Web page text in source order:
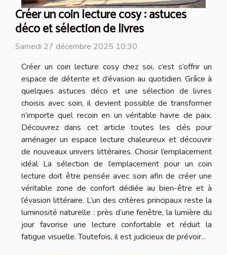
Créer un coin lecture cosy : astuces
déco et sélection de livres
Samedi 27 décembre 2025 10:30
Créer un coin lecture cosy chez soi, c’est s’offrir un
espace de détente et d’évasion au quotidien. Grâce à
quelques astuces déco et une sélection de livres
choisis avec soin, il devient possible de transformer
n’importe quel recoin en un véritable havre de paix.
Découvrez dans cet article toutes les clés pour
aménager un espace lecture chaleureux et découvrir
de nouveaux univers littéraires. Choisir l’emplacement
idéal La sélection de l’emplacement pour un coin
lecture doit être pensée avec soin afin de créer une
véritable zone de confort dédiée au bien-être et à
l’évasion littéraire. L’un des critères principaux reste la
luminosité naturelle : près d’une fenêtre, la lumière du
jour favorise une lecture confortable et réduit la
fatigue visuelle. Toutefois, il est judicieux de prévoir...